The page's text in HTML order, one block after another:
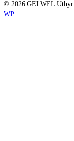
© 2026 GELWEL
WP